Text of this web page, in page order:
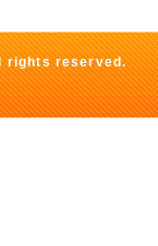
rights reserved.